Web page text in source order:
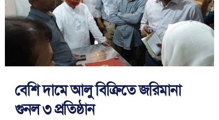
বেশি দামে আলু বিক্রিতে জরিমানা
গুনল ৩ প্রতিষ্ঠান